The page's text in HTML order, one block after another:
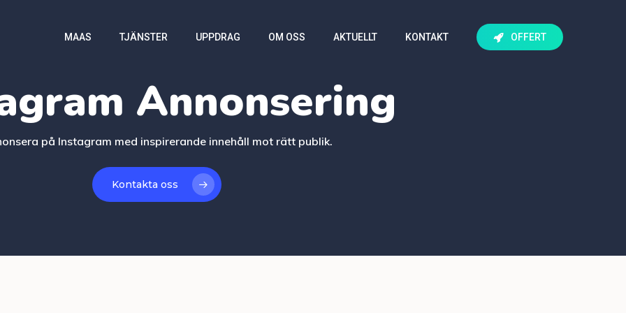
MAAS TJÄNSTER UPPDRAG OM OSS AKTUELLT KONTAKT OFFERT
Annonsering
på Instagram med inspirerande innehåll mot rätt publik.
Kontakta oss